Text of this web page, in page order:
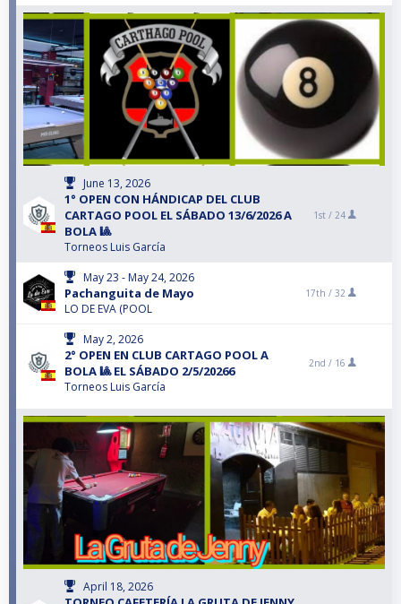
June 13, 2026
1° OPEN CON HÁNDICAP DEL CLUB
CARTAGO POOL EL SÁBADO 13/6/2026 A
BOLA 🎱
Torneos Luis García
1st / 24
May 23 - May 24, 2026
Pachanguita de Mayo
LO DE EVA (POOL
17th / 32
May 2, 2026
2° OPEN EN CLUB CARTAGO POOL A
BOLA 🎱 EL SÁBADO 2/5/20266
Torneos Luis García
2nd / 16
April 18, 2026